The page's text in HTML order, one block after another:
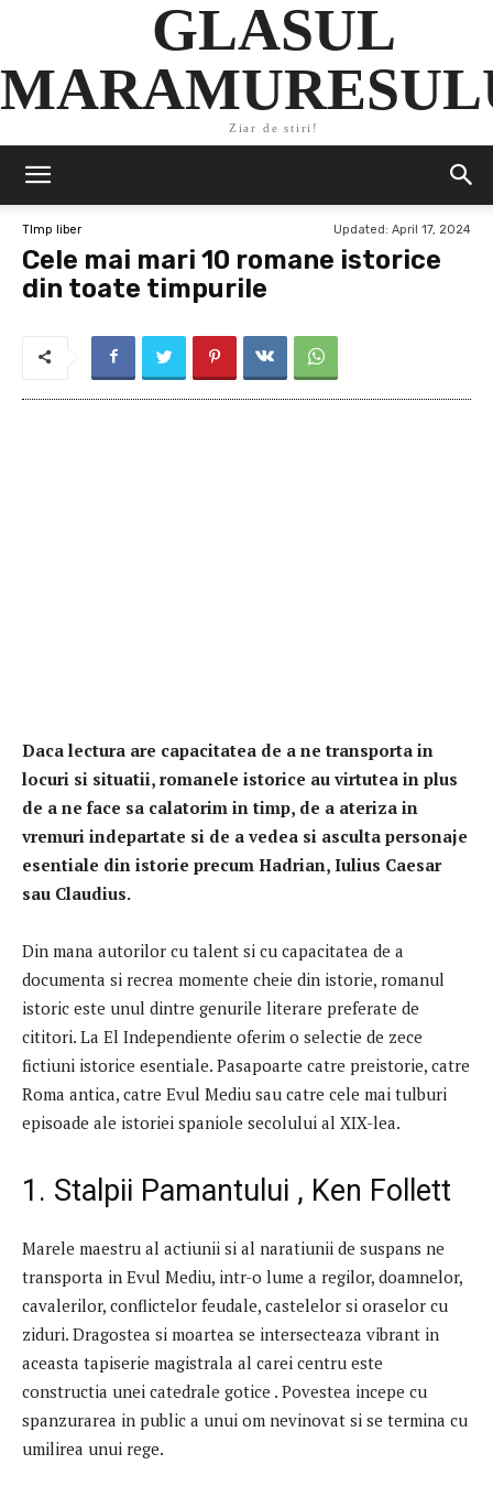
GLASUL
Ziar de stiri!
TImp liber Updated: April 17, 2024
Cele mai mari 10 romane istorice
din toate timpurile
Daca lectura are capacitatea de a ne transporta in
locuri si situatii, romanele istorice au virtutea in plus
de a ne face sa calatorim in timp, de a ateriza in
vremuri indepartate si de a vedea si asculta personaje
esentiale din istorie precum Hadrian, Iulius Caesar
sau Claudius.
Din mana autorilor cu talent si cu capacitatea de a
documenta si recrea momente cheie din istorie, romanul
istoric este unul dintre genurile literare preferate de
cititori. La El Independiente oferim o selectie de zece
fictiuni istorice esentiale. Pasapoarte catre preistorie, catre
Roma antica, catre Evul Mediu sau catre cele mai tulburi
episoade ale istoriei spaniole secolului al XIX-lea.
1. Stalpii Pamantului , Ken Follett
Marele maestru al actiunii si al naratiunii de suspans ne
transporta in Evul Mediu, intr-o lume a regilor, doamnelor,
cavalerilor, conflictelor feudale, castelelor si oraselor cu
ziduri. Dragostea si moartea se intersecteaza vibrant in
aceasta tapiserie magistrala al carei centru este
constructia unei catedrale gotice . Povestea incepe cu
spanzurarea in public a unui om nevinovat si se termina cu
umilirea unui rege.